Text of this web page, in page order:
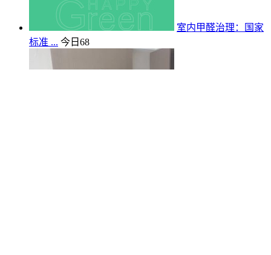
室内甲醛治理：国家
标准 ... 今日 68